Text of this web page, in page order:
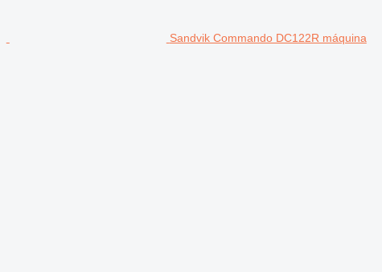
Sandvik Commando DC122R máquina